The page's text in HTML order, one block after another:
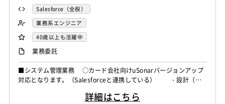
Salesforce（全般）
業務系エンジニア
40歳以上も活躍中
業務委託
■システム管理業務 ○カード会社向けuSonarバージョンアップ
対応となります。（Salesforceと連携している） ・設計（資
ったテスト内容を踏まえて、動作検証、追加テストの検証）
詳細はこちら